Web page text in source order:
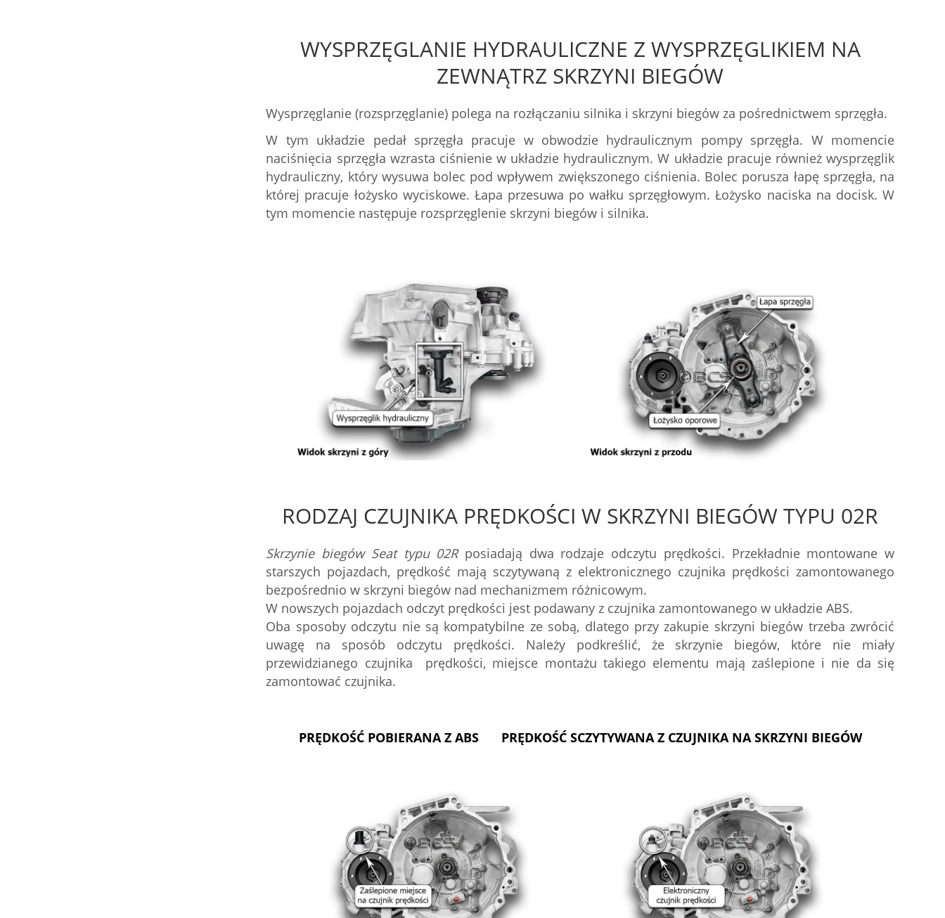
WYSPRZĘGLANIE HYDRAULICZNE Z WYSPRZĘGLIKIEM NA
ZEWNĄTRZ SKRZYNI BIEGÓW
Wysprzęglanie (rozsprzęglanie) polega na rozłączaniu silnika i skrzyni biegów za pośrednictwem sprzęgła.
W tym układzie pedał sprzęgła pracuje w obwodzie hydraulicznym pompy sprzęgła. W momencie
naciśnięcia sprzęgła wzrasta ciśnienie w układzie hydraulicznym. W układzie pracuje również wysprzęglik
hydrauliczny, który wysuwa bolec pod wpływem zwiększonego ciśnienia. Bolec porusza łapę sprzęgła, na
której pracuje łożysko wyciskowe. Łapa przesuwa po wałku sprzęgłowym. Łożysko naciska na docisk. W
tym momencie następuje rozsprzęglenie skrzyni biegów i silnika.
RODZAJ CZUJNIKA PRĘDKOŚCI W SKRZYNI BIEGÓW TYPU 02R
Skrzynie biegów Seat typu 02Rposiadają dwa rodzaje odczytu prędkości. Przekładnie montowane w
starszych pojazdach, prędkość mają sczytywaną z elektronicznego czujnika prędkości zamontowanego
bezpośrednio w skrzyni biegów nad mechanizmem różnicowym.
W nowszych pojazdach odczyt prędkości jest podawany z czujnika zamontowanego w układzie ABS.
Oba sposoby odczytu nie są kompatybilne ze sobą, dlatego przy zakupie skrzyni biegów trzeba zwrócić
uwagę na sposób odczytu prędkości. Należy podkreślić, że skrzynie biegów, które nie miały
przewidzianego czujnika prędkości, miejsce montażu takiego elementu mają zaślepione i nie da się
zamontować czujnika.
PRĘDKOŚĆ POBIERANA Z ABS PRĘDKOŚĆ SCZYTYWANA Z CZUJNIKA NA SKRZYNI BIEGÓW